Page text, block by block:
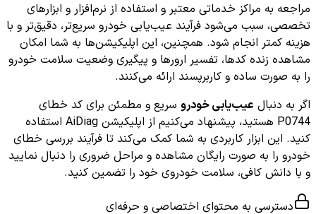
مراجعه به مراکز خدماتی معتبر و استفاده از نرم‌افزار و ابزارهای
تخصصی، سبب می‌شود فرآیند عیب‌یابی خودرو سریع‌تر، دقیق‌تر و با
هزینه کمتر انجام شود. همچنین، این اپلیکیشن‌ها به شما امکان
مشاهده زنده کدها، تفسیر ارورها و پیگیری وضعیت سلامت خودرو
را به صورت ساده و کاربرپسند ارائه می‌کنند.
اگر به دنبال عیب‌یابی خودرو سریع و مطمئن برای کد خطای
P0744 هستید، پیشنهاد می‌کنیم از اپلیکیشن AiDiag استفاده
کنید. این ابزار کاربردی به شما کمک می‌کند تا فرآیند بررسی خطای
خودرو را به صورت رایگان مشاهده و مراحل ضروری را دنبال نمایید
و با دانش کافی، سلامت خودروی خود را تضمین کنید.
دسترسی به محتوای اختصاصی و حرفه‌ای